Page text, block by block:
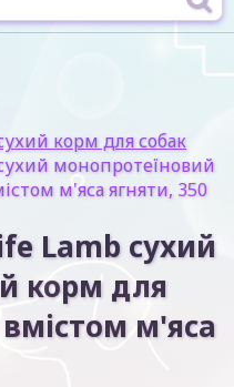
корм для собак
монопротеїновий
м'яса ягняти, 350
Lamb сухий
корм для
м'яса